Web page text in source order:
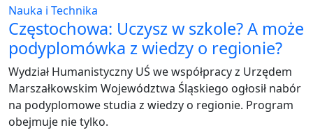
Nauka i Technika
Częstochowa: Uczysz w szkole? A może
podyplomówka z wiedzy o regionie?
Wydział Humanistyczny UŚ we współpracy z Urzędem
Marszałkowskim Województwa Śląskiego ogłosił nabór
na podyplomowe studia z wiedzy o regionie. Program
obejmuje nie tylko.